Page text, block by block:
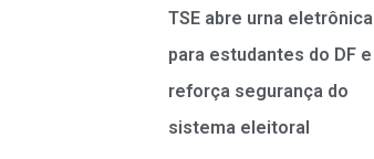
TSE abre urna eletrônica
para estudantes do DF e
reforça segurança do
sistema eleitoral